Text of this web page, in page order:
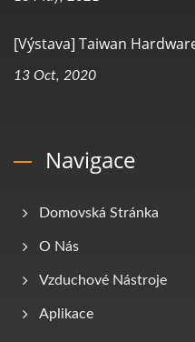
[Výstava] Taiwan
13 Oct, 2020
Navigace
Domovská Stránka
O Nás
Vzduchové Nástroje
Aplikace